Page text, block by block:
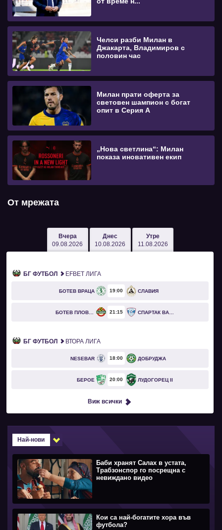
Челси разби Милан в
Джакарта, Владимиров с
половин час
Милан прати оферта за
световен шампион с богат
опит в Серия А
„Нова светлина“: Милан
показа иновативен екип
От мрежата
Вчера
09.08.2026
Днес
10.08.2026
Утре
11.08.2026
БГ ФУТБОЛ EFBET ЛИГА
БОТЕВ ВРАЦА 19 00 СЛАВИЯ
БОТЕВ ПЛОВДИВ 21 15 СПАРТАК ВАРНА
БГ ФУТБОЛ ВТОРА ЛИГА
NESEBAR 18 00 ДОБРУДЖА
БЕРОЕ 20 00 ЛУДОГОРЕЦ II
Виж всички
Най-нови
Баби хранят Салах в устата,
Трабзонспор го посрещна с
невиждано видео
Кои са най-богатите хора във
футбола?